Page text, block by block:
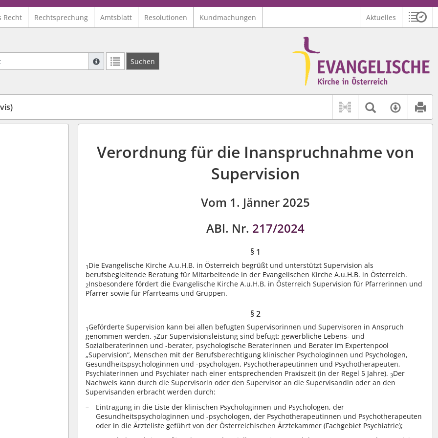
Recht Rechtsprechung Amtsblatt Resolutionen Kundmachungen Aktuelles
Suche mit Platzhalter "*", Bsp. Pfarrer*, findet auch: "Pfarrerinitiative" oder "Pfarrerausschuss".
Suchen
Logo Ev. Kirche in Österreich
Textsuche
Verordnung für die Inanspruchnahme von
Supervision
Vom 1. Jänner 2025
ABl. Nr. 217/2024
§ 1
1 Die Evangelische Kirche A.u.H.B. in Österreich begrüßt und unterstützt Supervision als
berufsbegleitende Beratung für Mitarbeitende in der Evangelischen Kirche A.u.H.B. in Österreich.
2Insbesondere fördert die Evangelische Kirche A.u.H.B. in Österreich Supervision für Pfarrerinnen und
Pfarrer sowie für Pfarrteams und Gruppen.
§ 2
1 Geförderte Supervision kann bei allen befugten Supervisorinnen und Supervisoren in Anspruch
genommen werden. 2Zur Supervisionsleistung sind befugt: gewerbliche Lebens- und
Sozialberaterinnen und -berater, psychologische Beraterinnen und Berater im Expertenpool
„Supervision“, Menschen mit der Berufsberechtigung klinischer Psychologinnen und Psychologen,
Gesundheitspsychologinnen und -psychologen, Psychotherapeutinnen und Psychotherapeuten,
Psychiaterinnen und Psychiater nach einer entsprechenden Praxiszeit (in der Regel 5 Jahre).3Der
Nachweis kann durch die Supervisorin oder den Supervisor an die Supervisandin oder an den
Supervisanden erbracht werden durch:
Eintragung in die Liste der klinischen Psychologinnen und Psychologen, der
Gesundheitspsychologinnen und -psychologen, der Psychotherapeutinnen und Psychotherapeuten
oder in die Ärzteliste geführt von der Österreichischen Ärztekammer (Fachgebiet Psychiatrie);